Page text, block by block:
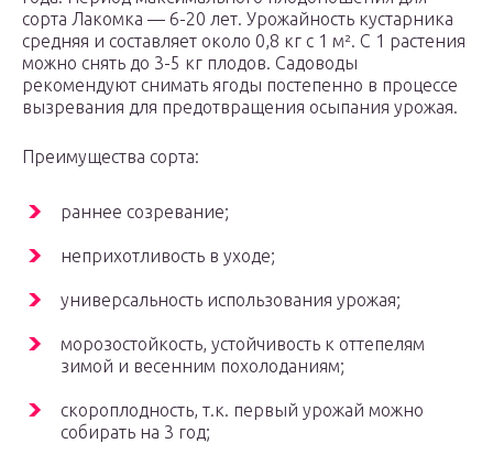
сорта Лакомка — 6-20 лет. Урожайность кустарника
средняя и составляет около 0,8 кг с 1 м². С 1 растения
можно снять до 3-5 кг плодов. Садоводы
рекомендуют снимать ягоды постепенно в процессе
вызревания для предотвращения осыпания урожая.
Преимущества сорта:
раннее созревание;
неприхотливость в уходе;
универсальность использования урожая;
морозостойкость, устойчивость к оттепелям
зимой и весенним похолоданиям;
скороплодность, т.к. первый урожай можно
собирать на 3 год;